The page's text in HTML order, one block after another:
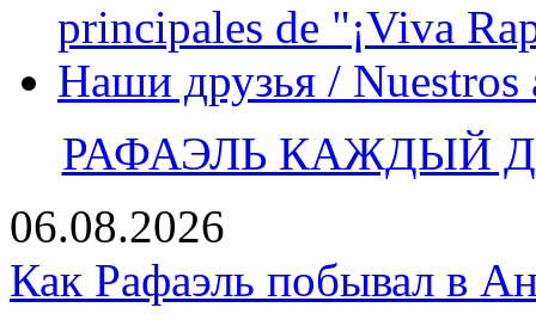
principales de "¡Viva
Наши друзья / Nuestros
РАФАЭЛЬ КАЖДЫЙ
06.08.2026
Как Рафаэль побывал в